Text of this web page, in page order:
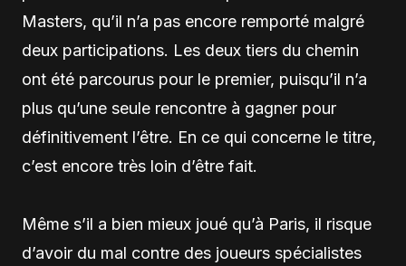
Masters, qu’il n’a pas encore remporté malgré
deux participations. Les deux tiers du chemin
ont été parcourus pour le premier, puisqu’il n’a
plus qu’une seule rencontre à gagner pour
définitivement l’être. En ce qui concerne le titre,
c’est encore très loin d’être fait.
Même s’il a bien mieux joué qu’à Paris, il risque
d’avoir du mal contre des joueurs spécialistes